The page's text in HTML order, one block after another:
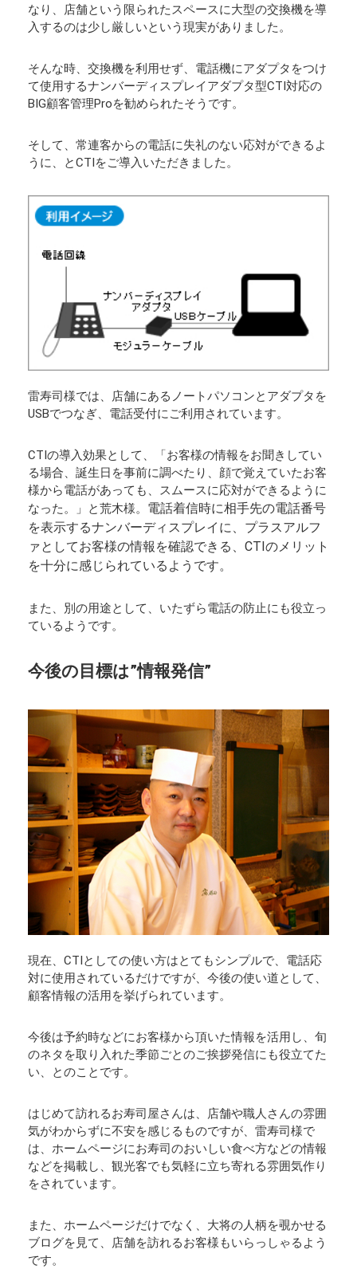
なり、店舗という限られたスペースに大型の交換機を導
入するのは少し厳しいという現実がありました。
そんな時、交換機を利用せず、電話機にアダプタをつけ
て使用するナンバーディスプレイアダプタ型CTI対応の
BIG顧客管理Proを勧められたそうです。
そして、常連客からの電話に失礼のない応対ができるよ
うに、とCTIをご導入いただきました。
雷寿司様では、店舗にあるノートパソコンとアダプタを
USBでつなぎ、電話受付にご利用されています。
CTIの導入効果として、「お客様の情報をお聞きしてい
る場合、誕生日を事前に調べたり、顔で覚えていたお客
様から電話があっても、スムースに応対ができるように
なった。」と荒木様。 電話着信時に相手先の電話番号
を表示するナンバーディスプレイに、プラスアルフ
ァとしてお客様の情報を確認できる、CTIのメリット
を十分に感じられているようです。
また、別の用途として、いたずら電話の防止にも役立っ
ているようです。
今後の目標は”情報発信”
現在、CTIとしての使い方はとてもシンプルで、電話応
対に使用されているだけですが、今後の使い道として、
顧客情報の活用を挙げられています。
今後は予約時などにお客様から頂いた情報を活用し、旬
のネタを取り入れた季節ごとのご挨拶発信にも役立てた
い、とのことです。
はじめて訪れるお寿司屋さんは、店舗や職人さんの雰囲
気がわからずに不安を感じるものですが、雷寿司様で
は、ホームページにお寿司のおいしい食べ方などの情報
などを掲載し、観光客でも気軽に立ち寄れる雰囲気作り
をされています。
また、ホームページだけでなく、大将の人柄を覗かせる
ブログを見て、店舗を訪れるお客様もいらっしゃるよう
です。